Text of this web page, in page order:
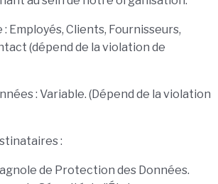
Employés, Clients, Fournisseurs,
(dépend de la violation de
: Variable. (Dépend de la violation
:
de Protection des Données.